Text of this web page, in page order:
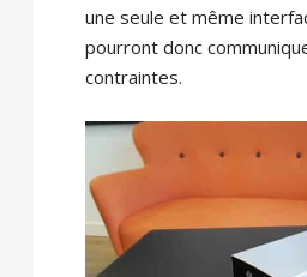
une seule et même
pourront donc
contraintes.